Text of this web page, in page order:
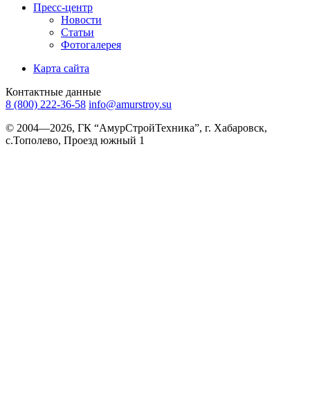
Пресс-центр
Новости
Статьи
Фотогалерея
Карта сайта
Контактные данные
8 (800) 222-36-58 info@amurstroy.su
© 2004—2026, ГК “АмурСтройТехника”, г. Хабаровск,
с.Тополево, Проезд южный 1